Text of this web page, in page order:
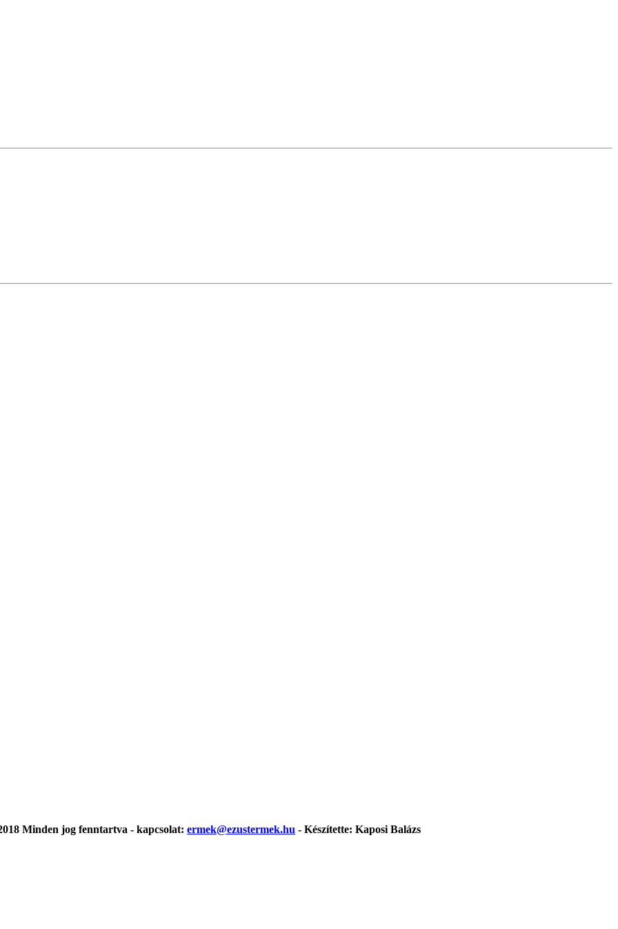
Minden jog fenntartva - kapcsolat: ermek@ezustermek.hu - Készítette: Kaposi Balázs